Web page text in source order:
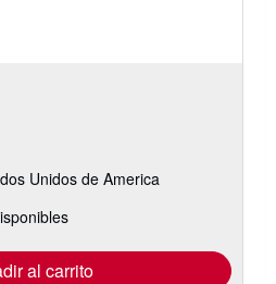
Unidos de America
al carrito